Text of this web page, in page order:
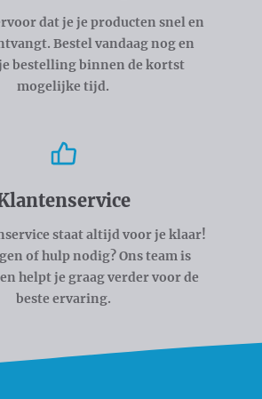
dat je je producten snel en
Bestel vandaag nog en
bestelling binnen de kortst
mogelijke tijd.
staat altijd voor je klaar!
of hulp nodig? Ons team is
helpt je graag verder voor de
beste ervaring.